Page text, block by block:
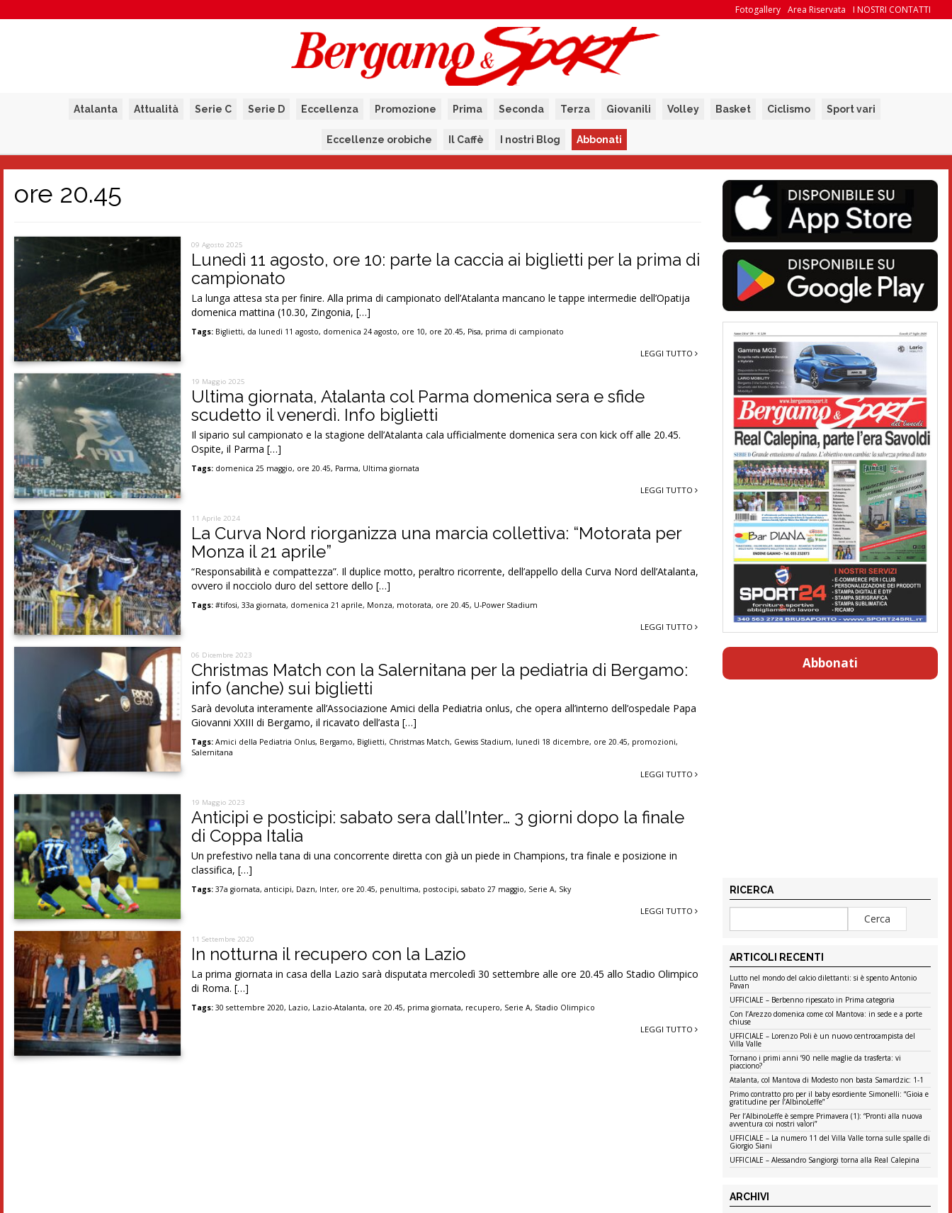
I NOSTRI CONTATTI
Area Riservata
Fotogallery
Atalanta Attualità Serie C Serie D Eccellenza Promozione Prima Seconda Terza Giovanili Volley Basket Ciclismo Sport vari
Eccellenze orobiche Il Caffè I nostri Blog Abbonati
ore 20.45
09 Agosto 2025
Lunedì 11 agosto, ore 10: parte la caccia ai biglietti per la prima di
campionato
La lunga attesa sta per finire. Alla prima di campionato dell’Atalanta mancano le tappe intermedie dell’Opatija
domenica mattina (10.30, Zingonia, […]
Tags: Biglietti, da lunedì 11 agosto, domenica 24 agosto, ore 10, ore 20.45, Pisa, prima di campionato
LEGGI TUTTO
19 Maggio 2025
Ultima giornata, Atalanta col Parma domenica sera e sfide
scudetto il venerdì. Info biglietti
Il sipario sul campionato e la stagione dell’Atalanta cala ufficialmente domenica sera con kick off alle 20.45.
Ospite, il Parma […]
Tags: domenica 25 maggio, ore 20.45, Parma, Ultima giornata
LEGGI TUTTO
11 Aprile 2024
La Curva Nord riorganizza una marcia collettiva: “Motorata per
Monza il 21 aprile”
“Responsabilità e compattezza”. Il duplice motto, peraltro ricorrente, dell’appello della Curva Nord dell’Atalanta,
ovvero il nocciolo duro del settore dello […]
Tags: #tifosi,33a giornata, domenica 21 aprile, Monza, motorata, ore 20.45, U-Power Stadium
LEGGI TUTTO
06 Dicembre 2023
Christmas Match con la Salernitana per la pediatria di Bergamo:
info (anche) sui biglietti
Sarà devoluta interamente all’Associazione Amici della Pediatria onlus, che opera all’interno dell’ospedale Papa
Giovanni XXIII di Bergamo, il ricavato dell’asta […]
Tags: Amici della Pediatria Onlus, Bergamo, Biglietti, Christmas Match, Gewiss Stadium, lunedì 18 dicembre, ore 20.45, promozioni,
Salernitana
LEGGI TUTTO
19 Maggio 2023
Anticipi e posticipi: sabato sera dall’Inter… 3 giorni dopo la finale
di Coppa Italia
Un prefestivo nella tana di una concorrente diretta con già un piede in Champions, tra finale e posizione in
classifica, […]
Tags: 37a giornata,anticipi, Dazn, Inter, ore 20.45, penultima, postocipi,sabato 27 maggio, Serie A, Sky
LEGGI TUTTO
11 Settembre 2020
In notturna il recupero con la Lazio
La prima giornata in casa della Lazio sarà disputata mercoledì 30 settembre alle ore 20.45 allo Stadio Olimpico
di Roma. […]
Tags: 30 settembre 2020, Lazio, Lazio-Atalanta, ore 20.45, prima giornata, recupero, Serie A, Stadio Olimpico
LEGGI TUTTO
Abbonati
RICERCA
ARTICOLI RECENTI
Lutto nel mondo del calcio dilettanti: si è spento Antonio
Pavan
UFFICIALE – Berbenno ripescato in Prima categoria
Con l’Arezzo domenica come col Mantova: in sede e a porte
chiuse
UFFICIALE – Lorenzo Poli è un nuovo centrocampista del
Villa Valle
Tornano i primi anni ’90 nelle maglie da trasferta: vi
piacciono?
Atalanta, col Mantova di Modesto non basta Samardzic: 1-1
Primo contratto pro per il baby esordiente Simonelli: “Gioia e
gratitudine per l’AlbinoLeffe”
Per l’AlbinoLeffe è sempre Primavera (1): “Pronti alla nuova
avventura coi nostri valori”
UFFICIALE – La numero 11 del Villa Valle torna sulle spalle di
Giorgio Siani
UFFICIALE – Alessandro Sangiorgi torna alla Real Calepina
ARCHIVI